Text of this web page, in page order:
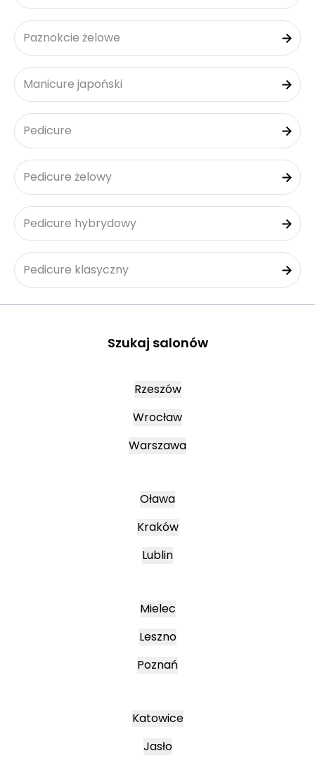
Paznokcie żelowe
Manicure japoński
Pedicure
Pedicure żelowy
Pedicure hybrydowy
Pedicure klasyczny
Szukaj salonów
Rzeszów
Wrocław
Warszawa
Oława
Kraków
Lublin
Mielec
Leszno
Poznań
Katowice
Jasło